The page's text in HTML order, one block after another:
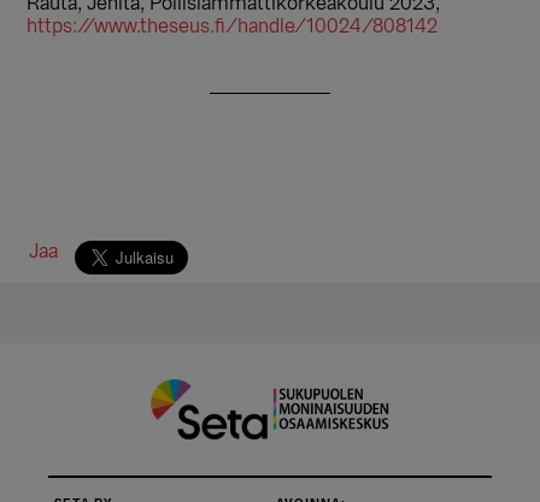
Rauta, Jenita, Poliisiammattikorkeakoulu 2023,
https://www.theseus.fi/handle/10024/808142
Jaa